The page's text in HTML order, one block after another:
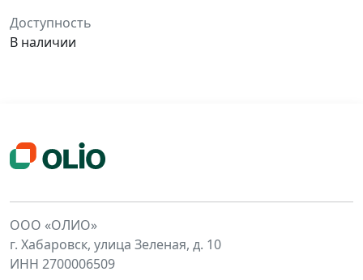
Доступность
В наличии
ООО «ОЛИО»
г. Хабаровск, улица Зеленая, д. 10
ИНН 2700006509